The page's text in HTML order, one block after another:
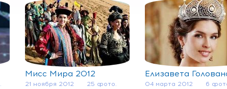
Мисс Мира 2012
21 ноября 2012 25 фото.
Елизавета
04 марта 2012 6